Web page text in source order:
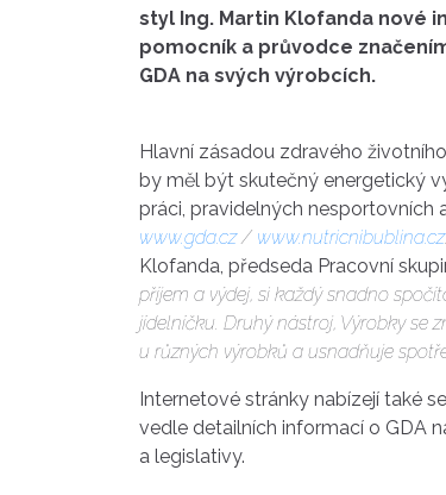
styl Ing. Martin Klofanda nové
pomocník a průvodce
GDA na svých výrobcích.
Hlavní zásadou zdravého
by měl být skutečný energetický
práci, pravidelných nesportovních
www.gda.cz/ www.nutricnibublina.cz
Klofanda, předseda Pracovní
příjem a výdej, si každý snadno
jídelníčku. Druhý nástroj, Výrobky se
u různých výrobků a usnadňuje
Internetové stránky nabízejí také
vedle detailních informací o GDA
a legislativy.